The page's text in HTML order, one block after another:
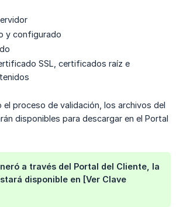
y configurado
SSL, certificados raíz e
proceso de validación, los archivos del
disponibles para descargar en el Portal
a través del Portal del Cliente, la
disponible en [Ver Clave